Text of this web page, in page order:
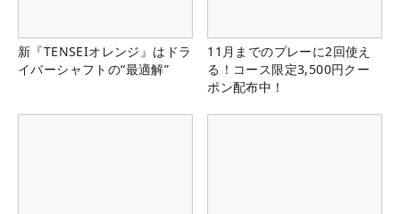
新『TENSEIオレンジ』はドラ
イバーシャフトの“最適解”
11月までのプレーに2回使え
る！コース限定3,500円クー
ポン配布中！